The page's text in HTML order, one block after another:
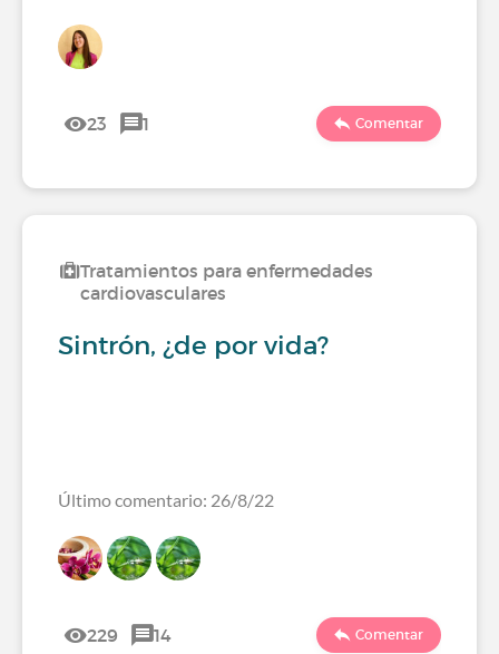
23 1 Comentar
Tratamientos para enfermedades
cardiovasculares
Sintrón, ¿de por vida?
Último comentario: 26/8/22
229 14 Comentar